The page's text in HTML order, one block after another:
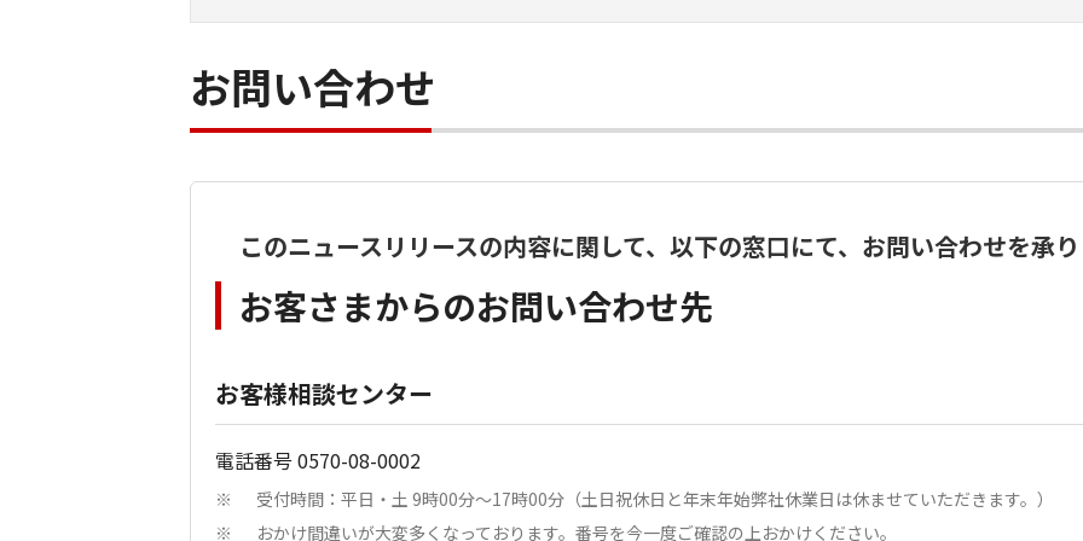
お問い合わせ
このニュースリリースの内容に関して、以下の窓口にて、お問い合わせを承
お客さまからのお問い合わせ先
お客様相談センター
電話番号 0570-08-0002
※ 受付時間：平日・土 9時00分～17時00分（土日祝休日と年末年始弊社休業日は休ませていただきます。）
※ おかけ間違いが大変多くなっております。番号を今一度ご確認の上おかけください。